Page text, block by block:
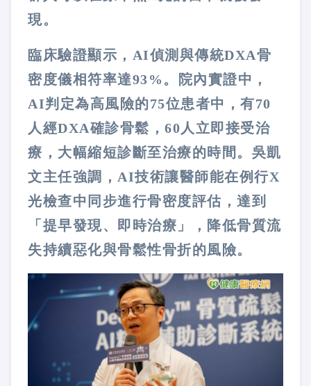
現。
臨床驗證顯示，AI偵測與傳統DXA骨
密度儀相符率達93%。院內實證中，
AI判定為高風險的75位患者中，有70
人經DXA確診骨鬆，60人立即接受治
療，大幅縮短診斷至治療的時間。吳凱
文主任強調，AI技術讓醫師能在例行X
光檢查中同步進行骨密度評估，達到
「提早發現、即時治療」，降低骨質流
失持續惡化與骨鬆性骨折的風險。